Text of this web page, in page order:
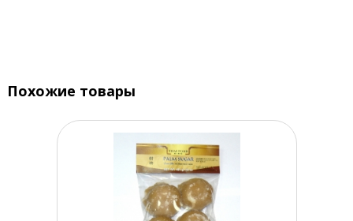
Похожие товары